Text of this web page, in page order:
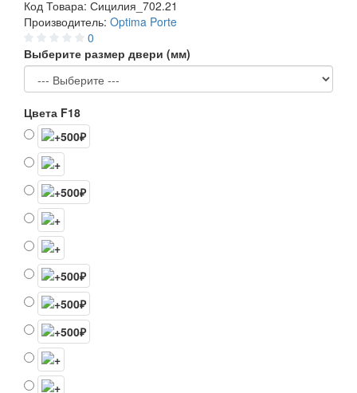
Код Товара: Сицилия_702.21
Производитель: Optima Porte
0
Выберите размер двери (мм)
Цвета F18